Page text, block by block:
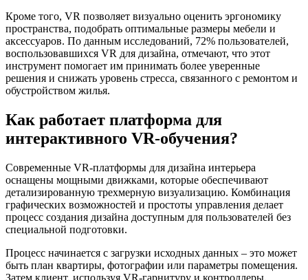
Кроме того, VR позволяет визуально оценить эргономику
пространства, подобрать оптимальные размеры мебели и
аксессуаров. По данным исследований, 72% пользователей,
воспользовавшихся VR для дизайна, отмечают, что этот
инструмент помогает им принимать более уверенные
решения и снижать уровень стресса, связанного с ремонтом и
обустройством жилья.
Как работает платформа для
интерактивного VR-обучения?
Современные VR-платформы для дизайна интерьера
оснащены мощными движками, которые обеспечивают
детализированную трехмерную визуализацию. Комбинация
графических возможностей и простоты управления делает
процесс создания дизайна доступным для пользователей без
специальной подготовки.
Процесс начинается с загрузки исходных данных – это может
быть план квартиры, фотографии или параметры помещения.
Затем клиент, используя VR-гарнитуру и контроллеры,